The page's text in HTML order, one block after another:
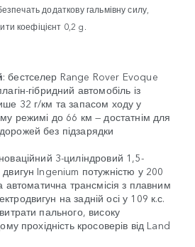
додаткову гальмівну силу,
коефіцієнт 0,2 g.
: бестселер Range Rover Evoque
гібридний автомобіль із
32 г/км та запасом ходу у
режимі до 66 км — достатнім для
без підзарядки
3-циліндровий 1,5-
Ingenium потужністю у 200
автоматична трансмісія з плавним
на задній осі у 109 к.с.
пального, високу
прохідність кросоверів від Land